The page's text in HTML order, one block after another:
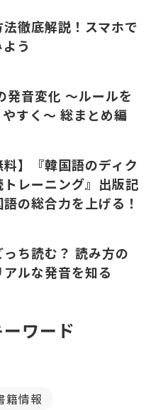
徹底解説！スマホで
う
発音変化 〜ルールを
すく〜 総まとめ編
料】『韓国語のディク
レーニング』出版記
の総合力を上げる！
ち読む？ 読み方の
ルな発音を知る
ワード
籍情報